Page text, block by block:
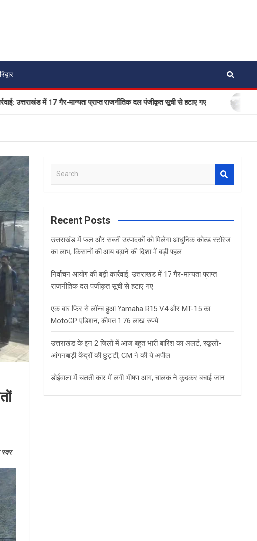
में 17 गैर-मान्यता प्राप्त राजनीतिक दल पंजीकृत सूची से हटाए गए एक बार फिर
स्वर
a
c
Recent Posts
उत्तराखंड में फल और सब्जी उत्पादकों को मिलेगा आधुनिक कोल्ड स्टोरेज
का लाभ, किसानों की आय बढ़ाने की दिशा में बड़ी पहल
निर्वाचन आयोग की बड़ी कार्रवाई: उत्तराखंड में 17 गैर-मान्यता प्राप्त
राजनीतिक दल पंजीकृत सूची से हटाए गए
एक बार फिर से लॉन्च हुआ Yamaha R15 V4 और MT-15 का
MotoGP एडिशन, कीमत 1.76 लाख रुपये
उत्तराखंड के इन 2 जिलों में आज बहुत भारी बारिश का अलर्ट, स्कूलों-
आंगनबाड़ी केंद्रों की छुट्टी, CM ने की ये अपील
डोईवाला में चलती कार में लगी भीषण आग, चालक ने कूदकर बचाई जान